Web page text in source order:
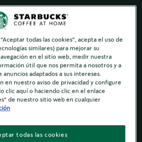
icónico de un Frappuccino
sabor del chocolate, y tendrás
y lista para beber.
Cremoso y chocolatado
Starbucks®
todas las cookies", acepta el uso de
similares) para mejorar su
en el sitio web, medir nuestra
útil que nos permita a nosotros y a
adaptados a sus intereses.
en nuestro aviso de privacidad y configure
clic aquí o haciendo clic en el enlace
de nuestro sitio web en cualquier
todas las cookies